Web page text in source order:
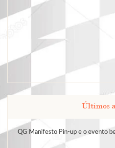
Últimos
QG Manifesto Pin-up e o evento